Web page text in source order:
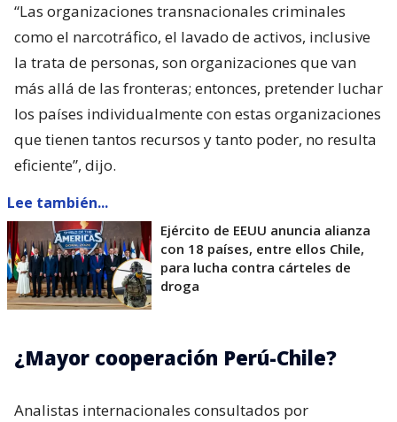
“Las organizaciones transnacionales criminales
como el narcotráfico, el lavado de activos, inclusive
la trata de personas, son organizaciones que van
más allá de las fronteras; entonces, pretender luchar
los países individualmente con estas organizaciones
que tienen tantos recursos y tanto poder, no resulta
eficiente”, dijo.
Lee también...
Ejército de EEUU anuncia alianza
con 18 países, entre ellos Chile,
para lucha contra cárteles de
droga
¿Mayor cooperación Perú-Chile?
Analistas internacionales consultados por